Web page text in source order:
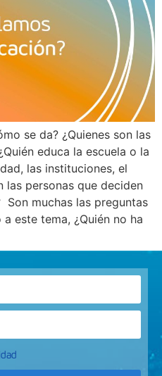
se da? ¿Quienes son las
educa la escuela o la
las instituciones, el
las personas que deciden
muchas las preguntas
este tema, ¿Quién no ha